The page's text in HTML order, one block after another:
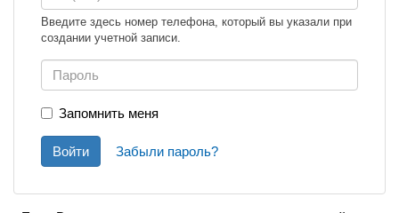
Введите здесь номер телефона, который вы указали при
создании учетной записи.
Запомнить меня
Войти Забыли пароль?